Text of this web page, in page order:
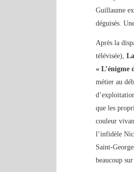
Guillaume
déguisés.
Après la
télévisée),
« L’énigme
métier au
que les
couleur
l’infidèle
Saint-
beaucoup